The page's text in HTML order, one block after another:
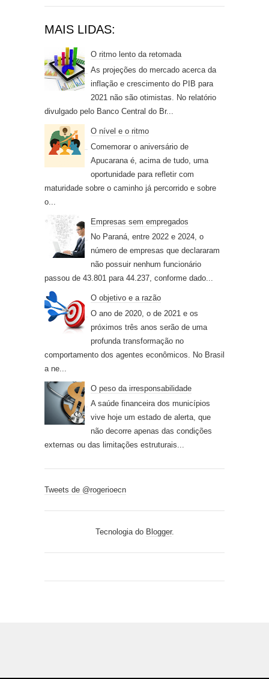
MAIS LIDAS:
O ritmo lento da retomada
As projeções do mercado acerca da
inflação e crescimento do PIB para
2021 não são otimistas. No relatório
divulgado pelo Banco Central do Br...
O nível e o ritmo
Comemorar o aniversário de
Apucarana é, acima de tudo, uma
oportunidade para refletir com
maturidade sobre o caminho já percorrido e sobre
o...
Empresas sem empregados
No Paraná, entre 2022 e 2024, o
número de empresas que declararam
não possuir nenhum funcionário
passou de 43.801 para 44.237, conforme dado...
O objetivo e a razão
O ano de 2020, o de 2021 e os
próximos três anos serão de uma
profunda transformação no
comportamento dos agentes econômicos. No Brasil
a ne...
O peso da irresponsabilidade
A saúde financeira dos municípios
vive hoje um estado de alerta, que
não decorre apenas das condições
externas ou das limitações estruturais...
Tweets de @rogerioecn
Tecnologia do Blogger.